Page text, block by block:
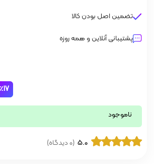
تضمین اصل بودن کالا
پشتیبانی آنلاین و همه روزه
٪17
ناموجود
5.0 (0 دیدگاه)